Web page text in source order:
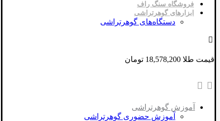
فروشگاه سنگ راف
ابزارهای گوهرتراشی
دستگاه‌های گوهرتراشی
قیمت طلا 18,578,200 تومان
آموزش گوهرتراشی
آموزش حضوری گوهرتراشی